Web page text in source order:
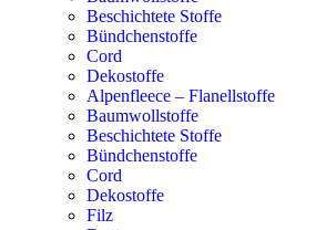
Beschichtete Stoffe
Bündchenstoffe
Cord
Dekostoffe
Alpenfleece – Flanellstoffe
Baumwollstoffe
Beschichtete Stoffe
Bündchenstoffe
Cord
Dekostoffe
Filz